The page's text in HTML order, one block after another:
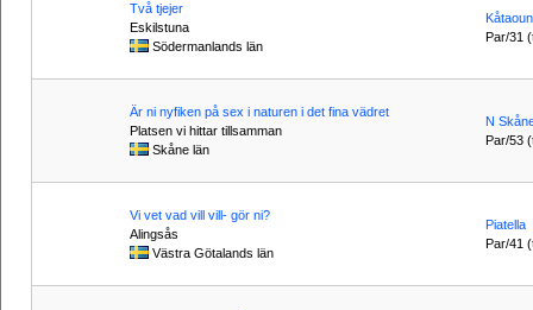
Två tjejer
Eskilstuna
Södermanlands län
Par/31
Är ni nyfiken på sex i naturen i det fina vädret
Platsen vi hittar tillsamman
Skåne län
N
Par/53
Vi vet vad vill vill- gör ni?
Alingsås
Västra Götalands län
Piatella
Par/41